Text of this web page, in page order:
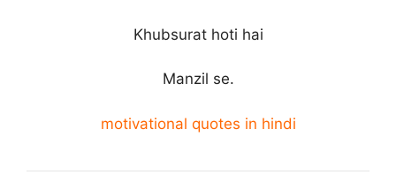
Khubsurat hoti hai
Manzil se.
motivational quotes in hindi